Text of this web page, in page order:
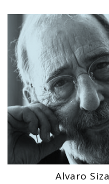
Alvaro Siza